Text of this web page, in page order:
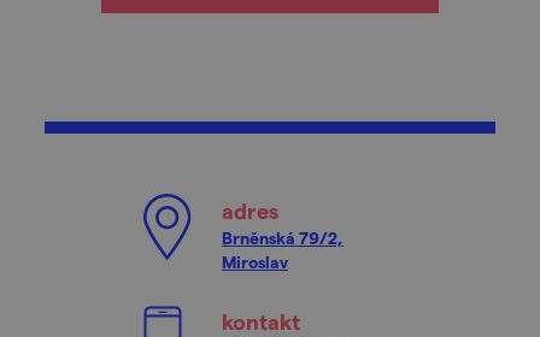
adres
Brněnská 79/2,
Miroslav
kontakt